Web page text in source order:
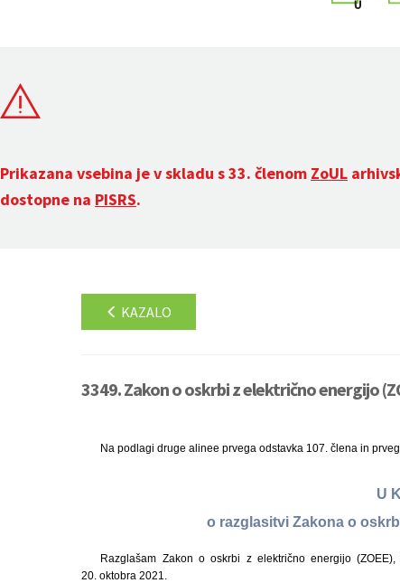
Prikazana vsebina je v skladu s 33. členom ZoUL
dostopne na PISRS.
KAZALO
3349. Zakon o oskrbi z električno energijo
Na podlagi druge alinee prvega odstavka 107. člena in
U
o razglasitvi Zakona o
Razglašam Zakon o oskrbi z električno energijo
20. oktobra 2021.